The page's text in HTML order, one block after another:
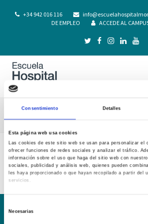
Consentimiento Detalles
Esta página web usa cookies
Las cookies de este sitio web se usan para personalizar el
ofrecer funciones de redes sociales y analizar el tráfico.
información sobre el uso que haga del sitio web con
sociales, publicidad y análisis web, quienes pueden
les haya proporcionado o que hayan recopilado a partir del
servicios.
Necesarias
+34 942 016 116
DE EMPLEO
ACCEDE AL
G.D. Etica Profesional Marco
G.D. Etica Profesional Marco Legal 21-22